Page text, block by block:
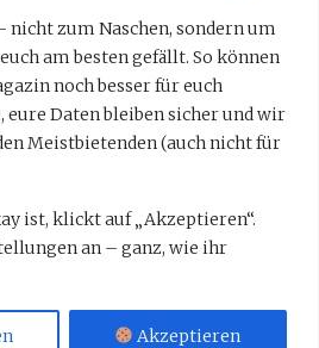
nicht zum Naschen, sondern um
am besten gefällt. So können
noch besser für euch
eure Daten bleiben sicher und wir
Meistbietenden (auch nicht für
ist, klickt auf „Akzeptieren“.
an – ganz, wie ihr
Akzeptieren
Impressum
Mediadaten